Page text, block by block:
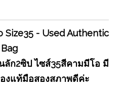
Size35 - Used Authentic
Bag
ลัก2ซิป ไซส์35สีคามมีโอ มี
งแท้มือสองสภาพดีค่ะ